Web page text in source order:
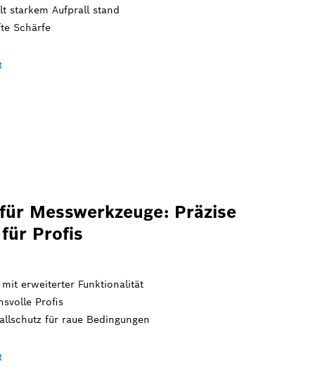
starkem Aufprall stand
Schärfe
Messwerkzeuge: Präzise
Profis
mit erweiterter Funktionalität
Profis
für raue Bedingungen